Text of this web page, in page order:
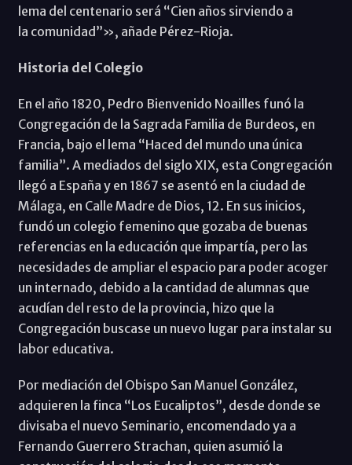
lema del centenario será “Cien años sirviendo a
la comunidad”», añade Pérez-Rioja.
Historia del Colegio
En el año 1820, Pedro Bienvenido Noailles funó la
Congregación de la Sagrada Familia de Burdeos, en
Francia, bajo el lema “Haced del mundo una única
familia”. A mediados del siglo XIX, esta Congregación
llegó a España y en 1867 se asentó en la ciudad de
Málaga, en Calle Madre de Dios, 12. En sus inicios,
fundó un colegio femenino que gozaba de buenas
referencias en la educación que impartía, pero las
necesidades de ampliar el espacio para poder acoger
un internado, debido a la cantidad de alumnas que
acudían del resto de la provincia, hizo que la
Congregación buscase un nuevo lugar para instalar su
labor educativa.
Por mediación del Obispo San Manuel González,
adquieren la finca “Los Eucaliptos”, desde donde se
divisaba el nuevo Seminario, encomendado ya a
Fernando Guerrero Strachan, quien asumió la